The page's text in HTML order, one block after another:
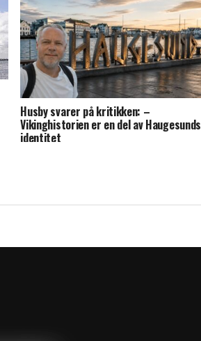
Husby svarer på kritikken: –
Vikinghistorien er en del av Haugesunds
identitet